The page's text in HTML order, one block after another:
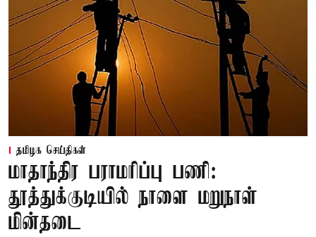
தமிழக செய்திகள்
மாதாந்திர பராமரிப்பு பணி:
தூத்துக்குடியில் நாளை மறுநாள்
மின்தடை